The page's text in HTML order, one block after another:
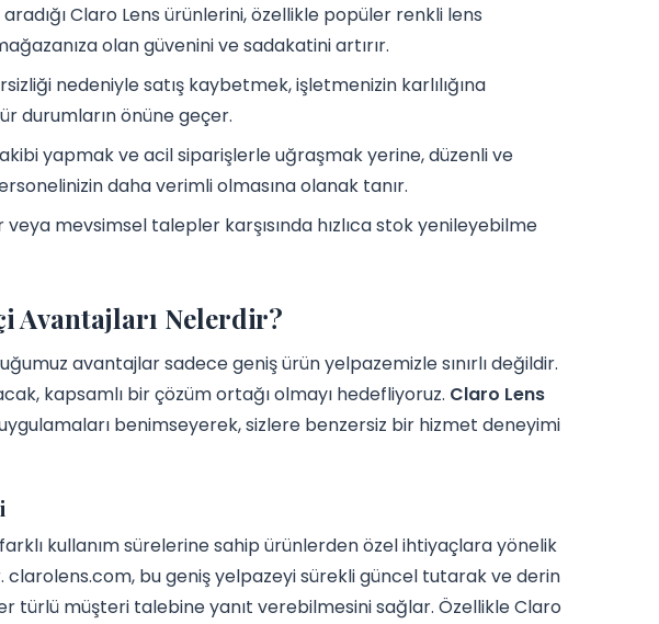
Claro Lens ürünlerini, özellikle popüler renkli lens
olan güvenini ve sadakatini artırır.
nedeniyle satış kaybetmek, işletmenizin karlılığına
durumların önüne geçer.
yapmak ve acil siparişlerle uğraşmak yerine, düzenli ve
daha verimli olmasına olanak tanır.
veya mevsimsel talepler karşısında hızlıca stok yenileyebilme
Avantajları Nelerdir?
avantajlar sadece geniş ürün yelpazemizle sınırlı değildir.
kapsamlı bir çözüm ortağı olmayı hedefliyoruz. Claro Lens
benimseyerek, sizlere benzersiz bir hizmet deneyimi
kullanım sürelerine sahip ürünlerden özel ihtiyaçlara yönelik
bu geniş yelpazeyi sürekli güncel tutarak ve derin
türlü müşteri talebine yanıt verebilmesini sağlar. Özellikle Claro